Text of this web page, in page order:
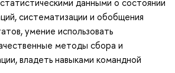
данными о состоянии
систематизации и обобщения
умение использовать
методы сбора и
владеть навыками командной